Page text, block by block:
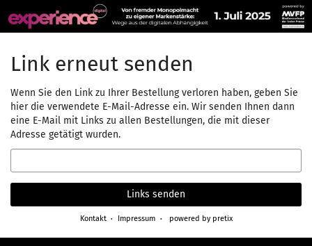
Zum
Haupt-
springen
Link erneut senden
Wenn Sie den Link zu Ihrer Bestellung verloren haben, geben Sie
hier die verwendete E-Mail-Adresse ein. Wir senden Ihnen dann
eine E-Mail mit Links zu allen Bestellungen, die mit dieser
Adresse getätigt wurden.
E-
Mail
Links senden
Kontakt Impressum powered by pretix